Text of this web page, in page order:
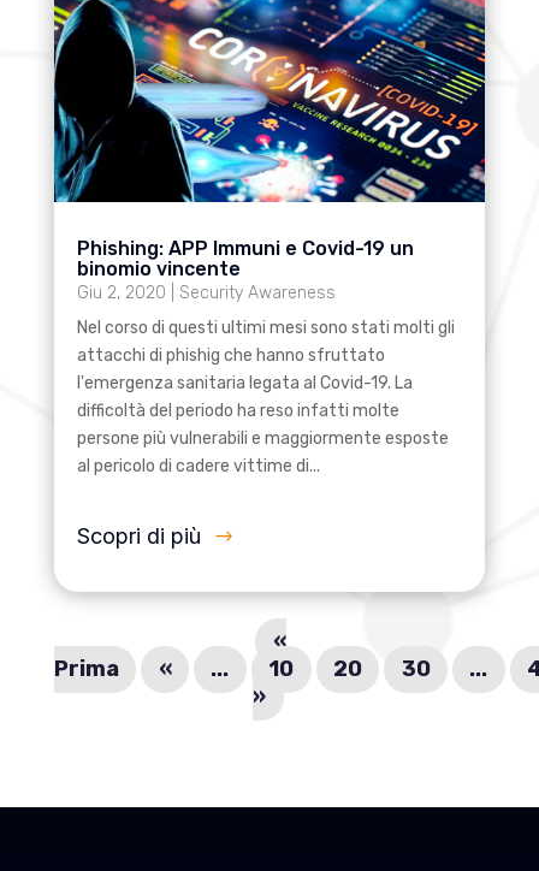
Phishing: APP Immuni e Covid-19 un
binomio vincente
Giu 2, 2020
Security Awareness
Nel corso di questi ultimi mesi sono stati molti gli
attacchi di phishig che hanno sfruttato
l'emergenza sanitaria legata al Covid-19. La
difficoltà del periodo ha reso infatti molte
persone più vulnerabili e maggiormente esposte
al pericolo di cadere vittime di...
Scopri di più
«
Prima
« ... 10 20 30 ...
»